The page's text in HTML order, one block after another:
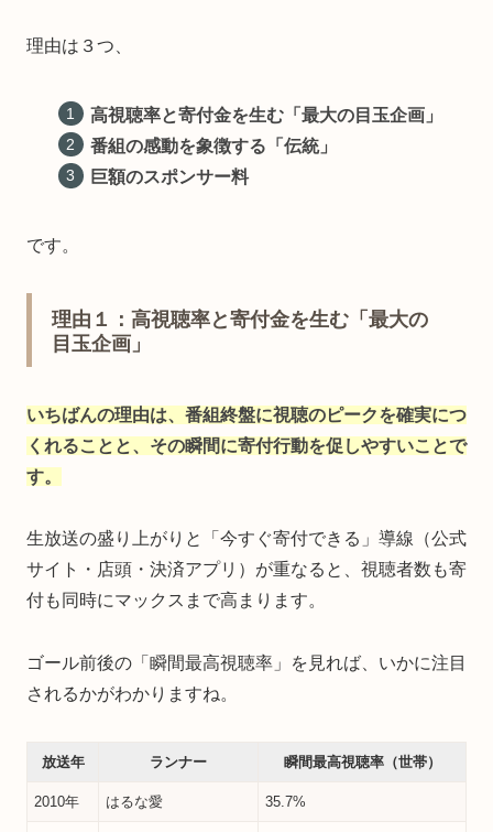
理由は３つ、
高視聴率と寄付金を生む「最大の目玉企画」
番組の感動を象徴する「伝統」
巨額のスポンサー料
です。
理由１：高視聴率と寄付金を生む「最大の
目玉企画」
いちばんの理由は、番組終盤に視聴のピークを確実につ
くれることと、その瞬間に寄付行動を促しやすいことで
す。
生放送の盛り上がりと「今すぐ寄付できる」導線（公式
サイト・店頭・決済アプリ）が重なると、視聴者数も寄
付も同時にマックスまで高まります。
ゴール前後の「瞬間最高視聴率」を見れば、いかに注目
されるかがわかりますね。
放送年 ランナー 瞬間最高視聴率（世帯）
2010年 はるな愛 35.7%